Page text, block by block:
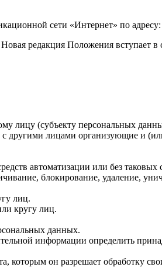
сети «Интернет» по адресу:
редакция Положения вступает в
лицу (субъекту персональных
с другими лицами организующие и
автоматизации или без таковых
блокирование, удаление,
лиц.
кругу лиц.
данных.
информации определить
которым он разрешает обработку